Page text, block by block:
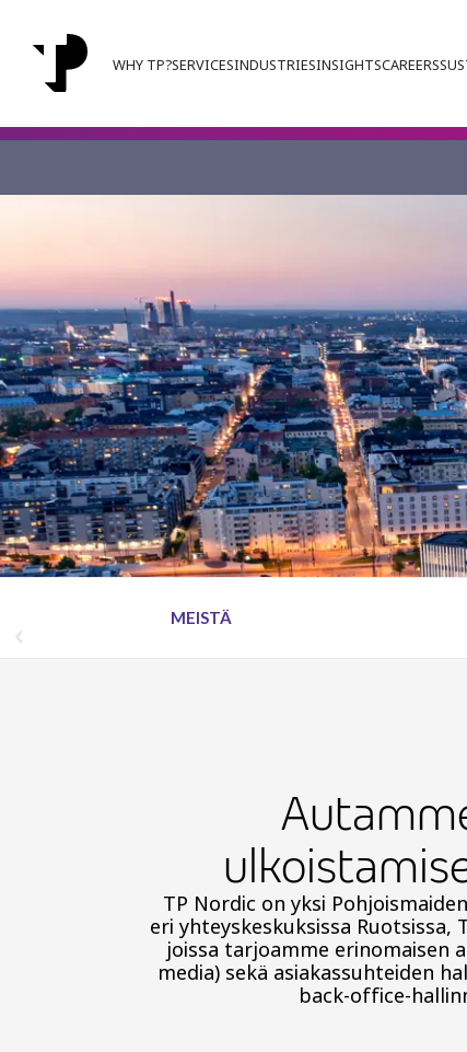
WHY TP?SERVICESINDUSTRIESINSIGHTSCAREERS
MEISTÄ
TP Nordic on yksi
eri yhteyskeskuksissa
joissa tarjoamme erinomaisen
media) sekä asiakassuhteiden
back-office-